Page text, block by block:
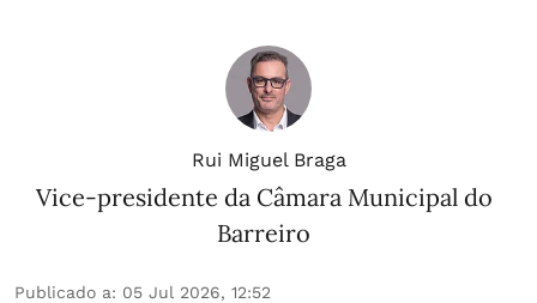
Rui Miguel Braga
Vice-presidente da Câmara Municipal do
Barreiro
Publicado a: 05 Jul 2026, 12:52